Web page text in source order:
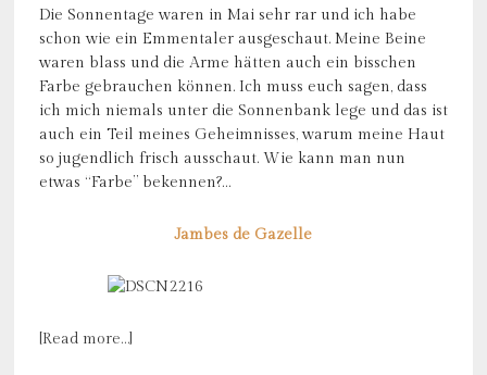
Die Sonnentage waren in Mai sehr rar und ich habe
schon wie ein Emmentaler ausgeschaut. Meine Beine
waren blass und die Arme hätten auch ein bisschen
Farbe gebrauchen können. Ich muss euch sagen, dass
ich mich niemals unter die Sonnenbank lege und das ist
auch ein Teil meines Geheimnisses, warum meine Haut
so jugendlich frisch ausschaut. Wie kann man nun
etwas “Farbe” bekennen?…
Jambes de Gazelle
[Read more…]